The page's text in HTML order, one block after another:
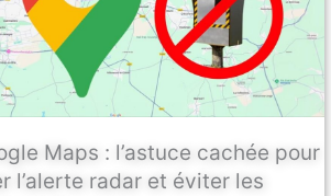
Maps : l’astuce cachée pour
l’alerte radar et éviter les